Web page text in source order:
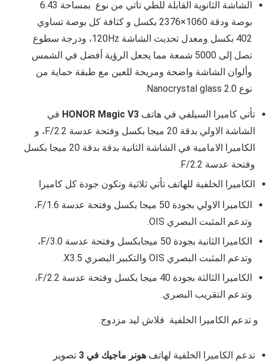
الشاشة الثانوية القابلة للطي تأتي من نوع بمساحة 6.43
بوصة ودقة 1060×2376
بكسل و كثافة كل بوصة تساوي
402 بكسل ومعدل تحديث الشاشة 120Hz، ودرجة سطوع
تصل إلى 5000 شمعة مما يجعل الرؤية أفضل في الشمس
وألوان الشاشة واضحة ومريحة للعين مع طبقة حماية من
نوع Nanocrystal glass 2.0.
تأتي كاميرا السيلفي في هاتف HONOR Magic V3 في
الشاشة الاولي بدقة 20 ميجا بكسل وفتحة عدسة
F/2.2، و
الكاميرا الامامية في الشاشة الثانية بدقة
بدقة 20 ميجا بكسل
وفتحة عدسة F/2.2.
الكاميرا الخلفية للهاتف تأتي ثلاثية وتكون جودة كل كاميرا
الكاميرا الاولي بجودة 50 ميجا بكسل وفتحة عدسة
F/1.6،
وتدعم المثبت البصري OIS.
الكاميرا الثانية بجودة 50 ميجابكسل وفتحة عدسة
F/3.0،
وتدعم المثبت البصري OIS والتكبير البصري X3.5.
الكاميرا الثالثة بجودة 40 ميجا بكسل وفتحة عدسة
F/2.2،
وتدعم التقريب البصري.
و تدعم الكاميرا الخلفية فلاش ليد مزدوج.
تدعم الكاميرا الخلفية لهاتف هونر ماجيك في 3
تصوير